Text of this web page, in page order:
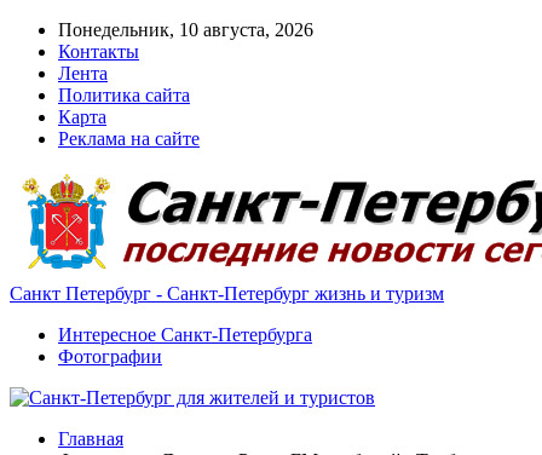
Понедельник, 10 августа, 2026
Контакты
Лента
Политика сайта
Карта
Реклама на сайте
Санкт Петербург - Санкт-Петербург жизнь и туризм
Интересное Санкт-Петербурга
Фотографии
Главная